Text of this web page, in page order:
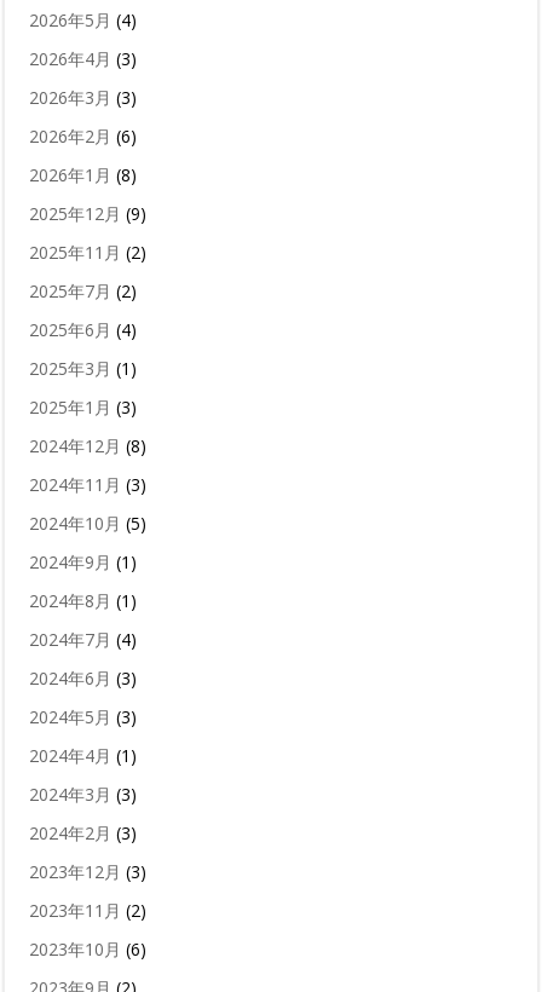
2026年5月 (4)
2026年4月 (3)
2026年3月 (3)
2026年2月 (6)
2026年1月 (8)
2025年12月 (9)
2025年11月 (2)
2025年7月 (2)
2025年6月 (4)
2025年3月 (1)
2025年1月 (3)
2024年12月 (8)
2024年11月 (3)
2024年10月 (5)
2024年9月 (1)
2024年8月 (1)
2024年7月 (4)
2024年6月 (3)
2024年5月 (3)
2024年4月 (1)
2024年3月 (3)
2024年2月 (3)
2023年12月 (3)
2023年11月 (2)
2023年10月 (6)